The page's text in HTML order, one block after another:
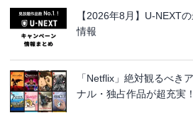
【2026年8月】U-NEXT
情報
「Netflix」絶対観るべき
ナル・独占作品が超充実